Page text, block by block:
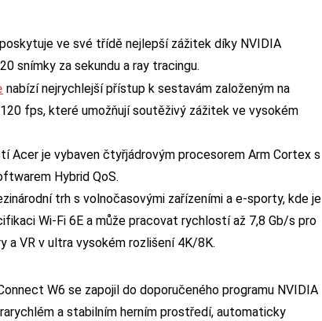
ve své třídě nejlepší zážitek díky NVIDIA
snímky za sekundu a ray tracingu.
nabízí nejrychlejší přístup k sestavám založeným na
fps, které umožňují soutěživý zážitek ve vysokém
Acer je vybaven čtyřjádrovým procesorem Arm Cortex s
Hybrid QoS.
trh s volnočasovými zařízeními a e-sporty, kde je
Wi-Fi 6E a může pracovat rychlostí až 7,8 Gb/s pro
a VR v ultra vysokém rozlišení 4K/8K.
W6 se zapojil do doporučeného programu NVIDIA
a stabilním herním prostředí, automaticky